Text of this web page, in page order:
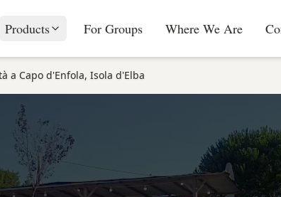
Products For Groups Where We Are
a Capo d'Enfola, Isola d'Elba